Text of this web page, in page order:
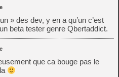
» des dev, y en a qu’un c’est
beta tester genre Qbertaddict.
que ca bouge pas le